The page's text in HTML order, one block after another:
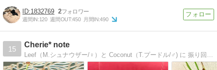
1832769 2
週間IN:120 週間OUT:450 月間IN:490
15
Cherie* note